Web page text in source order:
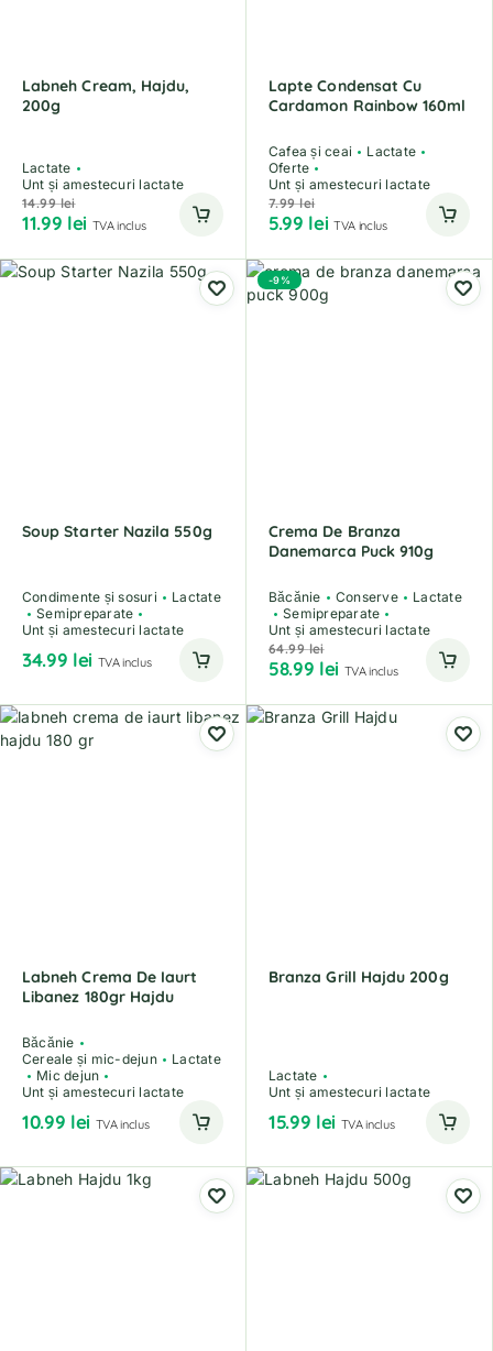
Labneh Cream, Hajdu,
200g
Lactate
Unt și amestecuri lactate
14.99lei
11.99 lei TVA inclus
Lapte Condensat Cu
Cardamon Rainbow 160ml
Cafea și ceai
Lactate
Oferte
Unt și amestecuri lactate
7.99lei
5.99 lei TVA inclus
Soup Starter Nazila 550g
Condimente și sosuri
Lactate
Semipreparate
Unt și amestecuri lactate
34.99 lei TVA inclus
-9%
Crema De Branza
Danemarca Puck 910g
Băcănie Conserve
Lactate
Semipreparate
Unt și amestecuri lactate
64.99lei
58.99 lei TVA inclus
Labneh Crema De Iaurt
Libanez 180gr Hajdu
Băcănie
Cereale și mic-dejun
Lactate
Mic dejun
Unt și amestecuri lactate
10.99 lei TVA inclus
Branza Grill Hajdu 200g
Lactate
Unt și amestecuri lactate
15.99 lei TVA inclus